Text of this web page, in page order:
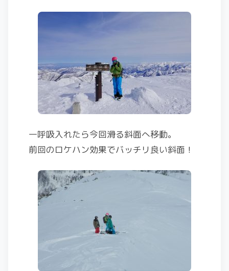
一呼吸入れたら今回滑る斜面へ移動。
前回のロケハン効果でバッチリ良い斜面！